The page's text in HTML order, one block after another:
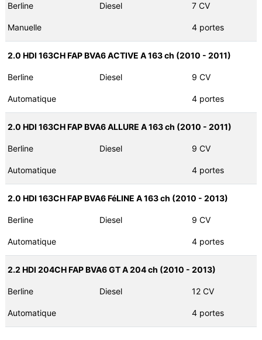
Berline Diesel 7 CV
Manuelle 4 portes
2.0 HDI 163CH FAP BVA6 ACTIVE A 163 ch (2010 - 2011)
Berline Diesel 9 CV
Automatique 4 portes
2.0 HDI 163CH FAP BVA6 ALLURE A 163 ch (2010 - 2011)
Berline Diesel 9 CV
Automatique 4 portes
2.0 HDI 163CH FAP BVA6 FéLINE A 163 ch (2010 - 2013)
Berline Diesel 9 CV
Automatique 4 portes
2.2 HDI 204CH FAP BVA6 GT A 204 ch (2010 - 2013)
Berline Diesel 12 CV
Automatique 4 portes